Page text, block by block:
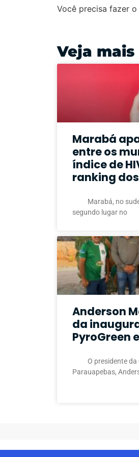
Você precisa fazer o
Veja mais
Marabá
entre os
índice de
ranking
Marabá, no
segundo lugar no
Anderson
da
PyroGreen
O presidente da
Parauapebas,